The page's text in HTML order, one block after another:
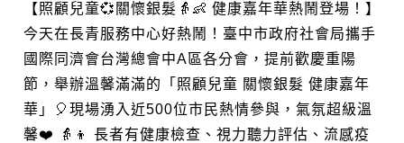
【照顧兒童💞關懷銀髮👵👶 健康嘉年華熱鬧登場！】
今天在長青服務中心好熱鬧！臺中市政府社會局攜手
國際同濟會台灣總會中A區各分會，提前歡慶重陽
節，舉辦溫馨滿滿的「照顧兒童 關懷銀髮 健康嘉年
華」🎈現場湧入近500位市民熱情參與，氣氛超級溫
馨❤️ 👵👦 長者有健康檢查、視力聽力評估、流感疫